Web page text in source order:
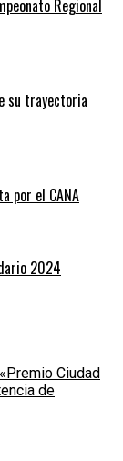
Regional
su trayectoria
por el CANA
2024
Ciudad
de